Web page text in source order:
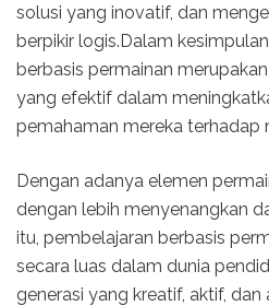
solusi yang inovatif, dan
berpikir logis.Dalam
berbasis permainan
yang efektif dalam
pemahaman mereka terhadap
Dengan adanya elemen
dengan lebih menyenangkan
itu, pembelajaran berbasis
secara luas dalam dunia
generasi yang kreatif, aktif, dan